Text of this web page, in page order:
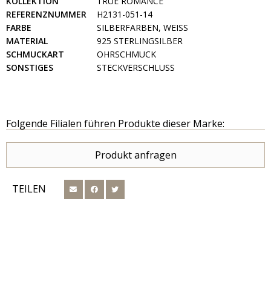
REFERENZNUMMER
H2131-051-14
FARBE
SILBERFARBEN, WEISS
MATERIAL
925 STERLINGSILBER
SCHMUCKART
OHRSCHMUCK
SONSTIGES
STECKVERSCHLUSS
Folgende Filialen führen Produkte dieser Marke:
Produkt anfragen
TEILEN